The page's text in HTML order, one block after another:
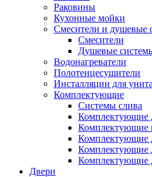
Раковины
Кухонные мойки
Смесители и душевые
Смесители
Душевые
Водонагреватели
Полотенцесушители
Инсталляции для
Комплектующие
Системы слива
Комплектующие
Комплектующие
Комплектующие
Комплектующие
Комплектующие
Двери